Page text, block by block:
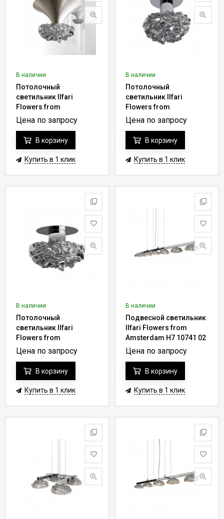
В наличии
Потолочный
светильник Ilfari
Flowers from
Amsterdam P3 10861 16
Цена по запросу
В корзину
Купить в 1 клик
В наличии
Потолочный
светильник Ilfari
Flowers from
Amsterdam C3 XL 10881
02
Цена по запросу
В корзину
Купить в 1 клик
В наличии
Потолочный
светильник Ilfari
Flowers from
Amsterdam C1 10871 02
Цена по запросу
В корзину
Купить в 1 клик
В наличии
Подвесной светильник
Ilfari Flowers from
Amsterdam H7 10741 02
Цена по запросу
В корзину
Купить в 1 клик